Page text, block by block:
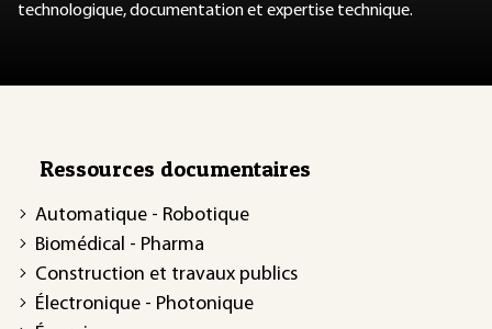
technologique, documentation et expertise technique.
Ressources documentaires
Automatique - Robotique
Biomédical - Pharma
Construction et travaux publics
Électronique - Photonique